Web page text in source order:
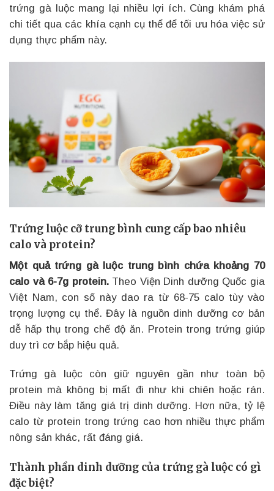
trứng gà luộc mang lại nhiều lợi ích. Cùng khám phá
chi tiết qua các khía cạnh cụ thể để tối ưu hóa việc sử
dụng thực phẩm này.
Trứng luộc cỡ trung bình cung cấp bao nhiêu
calo và protein?
Một quả trứng gà luộc trung bình chứa khoảng 70
calo và 6-7g protein.Theo Viện Dinh dưỡng Quốc gia
Việt Nam, con số này dao ra từ 68-75 calo tùy vào
trọng lượng cụ thể. Đây là nguồn dinh dưỡng cơ bản
dễ hấp thụ trong chế độ ăn. Protein trong trứng giúp
duy trì cơ bắp hiệu quả.
Trứng gà luộc còn giữ nguyên gần như toàn bộ
protein mà không bị mất đi như khi chiên hoặc rán.
Điều này làm tăng giá trị dinh dưỡng. Hơn nữa, tỷ lệ
calo từ protein trong trứng cao hơn nhiều thực phẩm
nông sản khác, rất đáng giá.
Thành phần dinh dưỡng của trứng gà luộc có gì
đặc biệt?